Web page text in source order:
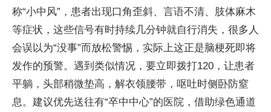
称“小中风”，患者出现口角歪斜、言语不清、肢体麻木
等症状，这些信号有时持续几分钟就自行消失，很多人
会误以为“没事”而放松警惕，实际上这正是脑梗死即将
发作的预警。遇到类似情况，要立即拨打120，让患者
平躺，头部稍微垫高，解衣领腰带，呕吐时侧卧防窒
息。建议优先送往有“卒中中心”的医院，借助绿色通道